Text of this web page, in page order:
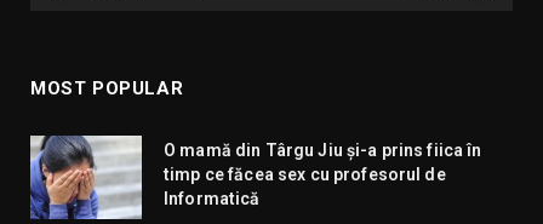
MOST POPULAR
O mamă din Târgu Jiu și-a prins fiica în
timp ce făcea sex cu profesorul de
Informatică